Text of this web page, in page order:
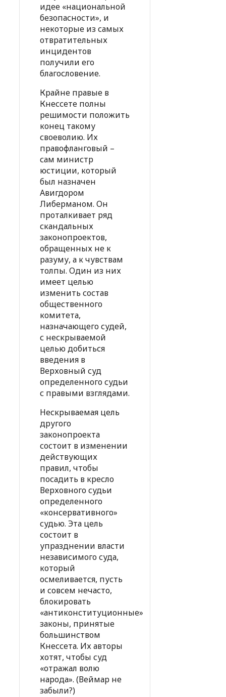
идее «национальной
безопасности», и
некоторые из самых
отвратительных
инцидентов
получили его
благословение.
Крайне правые в
Кнессете полны
решимости положить
конец такому
своеволию. Их
правофланговый –
сам министр
юстиции, который
был назначен
Авигдором
Либерманом. Он
проталкивает ряд
скандальных
законопроектов,
обращенных не к
разуму, а к чувствам
толпы. Один из них
имеет целью
изменить состав
общественного
комитета,
назначающего судей,
с нескрываемой
целью добиться
введения в
Верховный суд
определенного судьи
с правыми взглядами.
Нескрываемая цель
другого
законопроекта
состоит в изменении
действующих
правил, чтобы
посадить в кресло
Верховного судьи
определенного
«консервативного»
судью. Эта цель
состоит в
упразднении власти
независимого суда,
который
осмеливается, пусть
и совсем нечасто,
блокировать
«антиконституционные»
законы, принятые
большинством
Кнессета. Их авторы
хотят, чтобы суд
«отражал волю
народа». (Веймар не
забыли?)